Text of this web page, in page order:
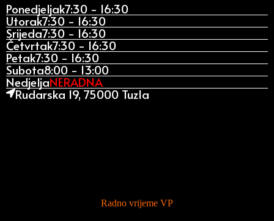
Ponedjeljak7:30 - 16:30
Utorak7:30 - 16:30
Srijeda7:30 - 16:30
Četvrtak7:30 - 16:30
Petak7:30 - 16:30
Subota8:00 - 13:00
NedjeljaNERADNA
Rudarska 19, 75000 Tuzla
Radno vrijeme VP